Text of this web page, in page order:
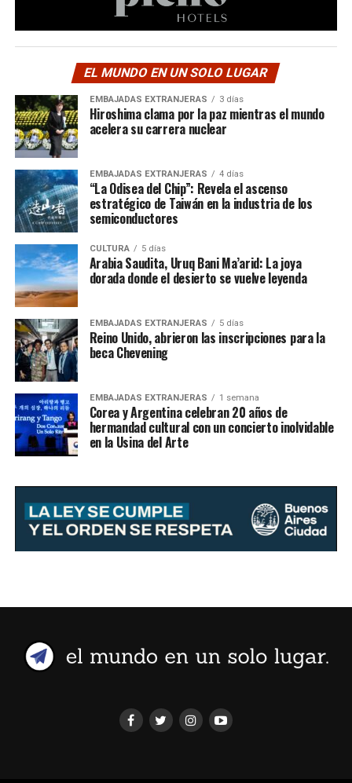
EL MUNDO EN UN SOLO LUGAR
EMBAJADAS EXTRANJERAS 3 días
Hiroshima clama por la paz mientras el mundo
acelera su carrera nuclear
EMBAJADAS EXTRANJERAS 4 días
“La Odisea del Chip”: Revela el ascenso
estratégico de Taiwán en la industria de los
semiconductores
CULTURA 5 días
Arabia Saudita, Uruq Bani Ma’arid: La joya
dorada donde el desierto se vuelve leyenda
EMBAJADAS EXTRANJERAS 5 días
Reino Unido, abrieron las inscripciones para la
beca Chevening
EMBAJADAS EXTRANJERAS 1 semana
Corea y Argentina celebran 20 años de
hermandad cultural con un concierto inolvidable
en la Usina del Arte